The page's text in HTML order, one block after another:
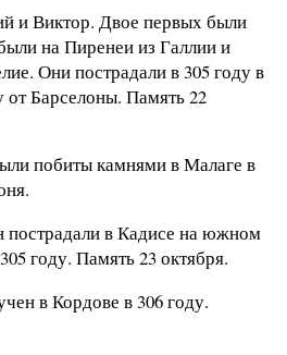
и Виктор. Двое первых были
на Пиренеи из Галлии и
Они пострадали в 305 году в
от Барселоны. Память 22
побиты камнями в Малаге в
пострадали в Кадисе на южном
году. Память 23 октября.
в Кордове в 306 году.